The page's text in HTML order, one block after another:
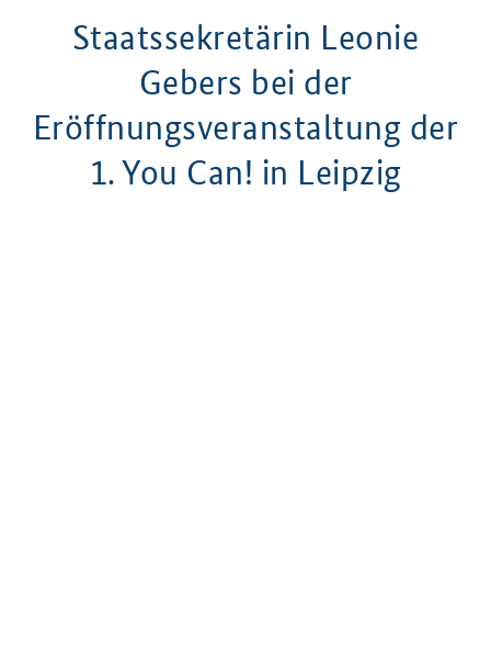
Staatssekretärin Leonie
Gebers bei der
Eröffnungsveranstaltung der
1. You Can! in Leipzig